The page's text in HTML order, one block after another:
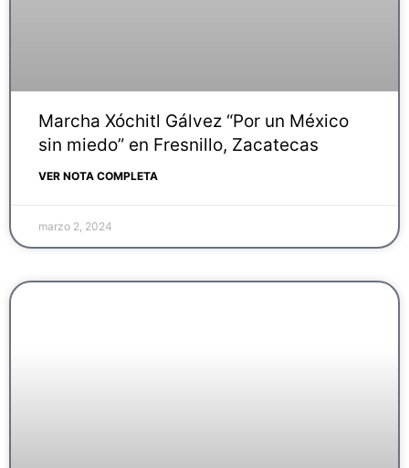
Marcha Xóchitl Gálvez “Por un México
sin miedo” en Fresnillo, Zacatecas
VER NOTA COMPLETA
marzo 2, 2024